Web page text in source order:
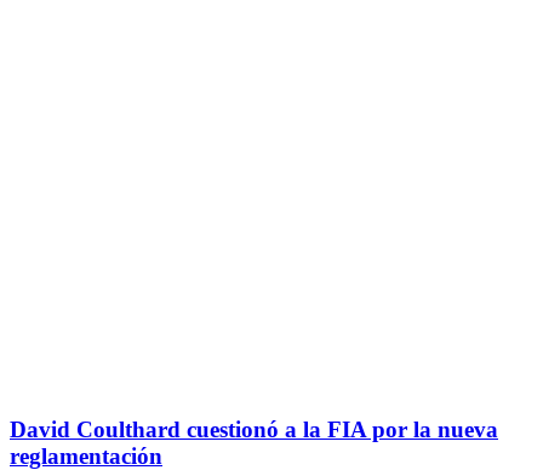
David Coulthard cuestionó a la FIA por la nueva
reglamentación